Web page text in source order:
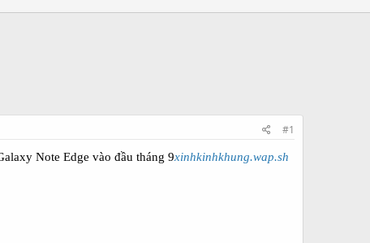
#1
Note Edge vào đầu tháng 9xinhkinhkhung.wap.sh